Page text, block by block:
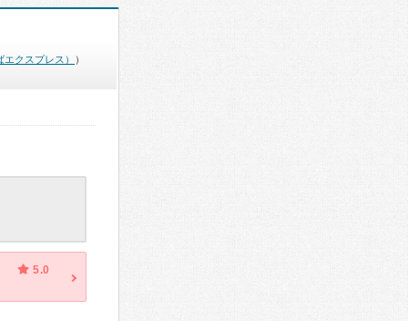
クスプレス） ）
5.0